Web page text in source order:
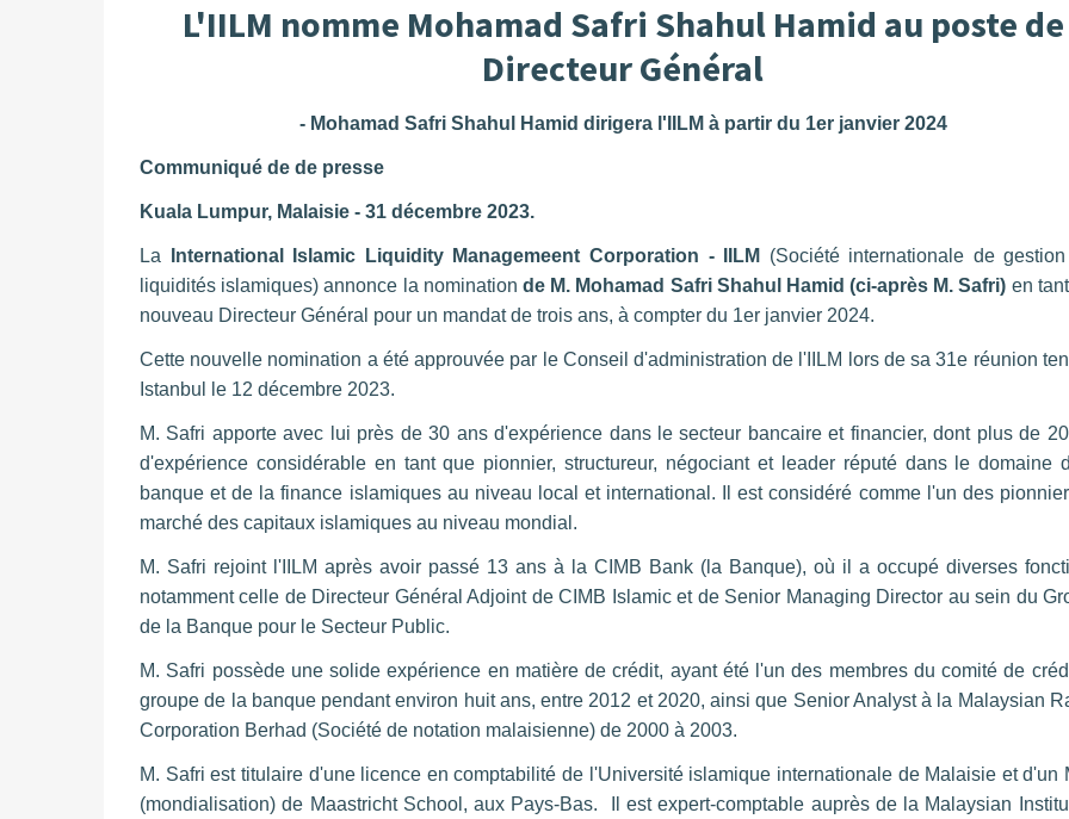
L'IILM nomme Mohamad Safri Shahul Hamid au poste de
Directeur Général
- Mohamad Safri Shahul Hamid dirigera l'IILM à partir du 1er janvier 2024
Communiqué de de presse
Kuala Lumpur, Malaisie - 31 décembre 2023.
La International Islamic Liquidity Managemeent Corporation - IILM (Société internationale de
liquidités islamiques) annonce la nomination de M. Mohamad Safri Shahul Hamid (ci-après M. Safri) en
nouveau Directeur Général pour un mandat de trois ans, à compter du 1er janvier 2024.
Cette nouvelle nomination a été approuvée par le Conseil d'administration de l'IILM lors de sa 31e réunion
Istanbul le 12 décembre 2023.
M. Safri apporte avec lui près de 30 ans d'expérience dans le secteur bancaire et financier, dont plus de
d'expérience considérable en tant que pionnier, structureur, négociant et leader réputé dans le domaine
banque et de la finance islamiques au niveau local et international. Il est considéré comme l'un des
marché des capitaux islamiques au niveau mondial.
M. Safri rejoint l'IILM après avoir passé 13 ans à la CIMB Bank (la Banque), où il a occupé diverses
notamment celle de Directeur Général Adjoint de CIMB Islamic et de Senior Managing Director au sein du
de la Banque pour le Secteur Public.
M. Safri possède une solide expérience en matière de crédit, ayant été l'un des membres du comité de
groupe de la banque pendant environ huit ans, entre 2012 et 2020, ainsi que Senior Analyst à la Malaysian
Corporation Berhad (Société de notation malaisienne) de 2000 à 2003.
M. Safri est titulaire d'une licence en comptabilité de l'Université islamique internationale de Malaisie et d'un
(mondialisation) de Maastricht School, aux Pays-Bas. Il est expert-comptable auprès de la Malaysian